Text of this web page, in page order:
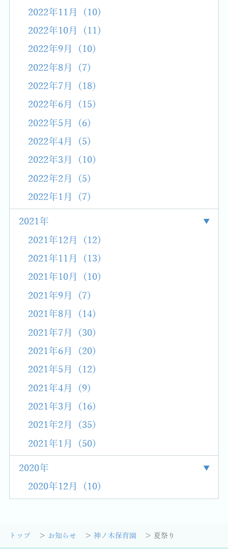
2022年11月 (10)
2022年10月 (11)
2022年9月 (10)
2022年8月 (7)
2022年7月 (18)
2022年6月 (15)
2022年5月 (6)
2022年4月 (5)
2022年3月 (10)
2022年2月 (5)
2022年1月 (7)
2021年
2021年12月 (12)
2021年11月 (13)
2021年10月 (10)
2021年9月 (7)
2021年8月 (14)
2021年7月 (30)
2021年6月 (20)
2021年5月 (12)
2021年4月 (9)
2021年3月 (16)
2021年2月 (35)
2021年1月 (50)
2020年
2020年12月 (10)
トップ お知らせ 神ノ木保育園 夏祭り